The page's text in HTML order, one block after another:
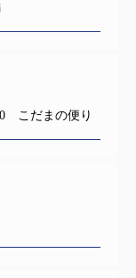
こだまの便り